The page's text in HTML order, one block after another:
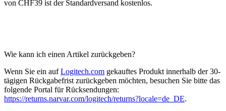
von CHF39 ist der Standardversand kostenlos.
Wie kann ich einen Artikel zurückgeben?
Wenn Sie ein aufLogitech.com gekauftes Produkt innerhalb der 30-
tägigen Rückgabefrist zurückgeben möchten, besuchen Sie bitte das
folgende Portal für Rücksendungen:
https://returns.narvar.com/logitech/returns?locale=de_DE.